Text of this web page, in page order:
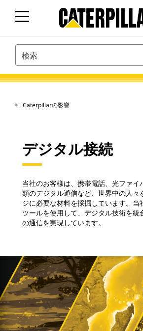
SEARCH
Caterpillarの影響
デジタル接続
当社のお客様は、携帯電話、光ファイ
類のデジタル通信など、世界中の人々
ジに必要な材料を採掘しています。当
ツールを使用して、デジタル技術を統
の通信を実現しています。